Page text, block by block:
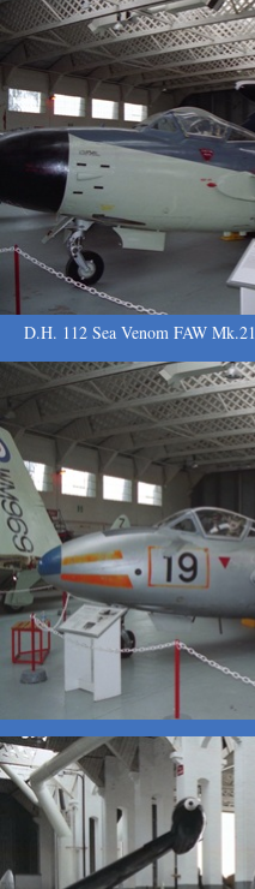
D.H. 112 Sea Venom FAW Mk.21